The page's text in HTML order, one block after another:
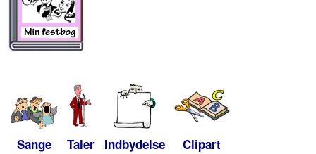
Sange Taler Indbydelse Clipart